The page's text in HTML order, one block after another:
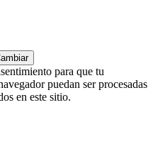
para que tu
puedan ser procesadas
en este sitio.